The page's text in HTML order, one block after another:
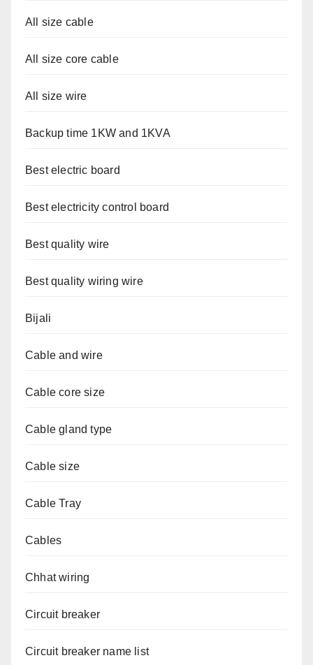
All size cable
All size core cable
All size wire
Backup time 1KW and 1KVA
Best electric board
Best electricity control board
Best quality wire
Best quality wiring wire
Bijali
Cable and wire
Cable core size
Cable gland type
Cable size
Cable Tray
Cables
Chhat wiring
Circuit breaker
Circuit breaker name list